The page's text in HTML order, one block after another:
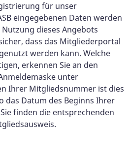
für unser
eingegebenen Daten werden
dieses Angebots
dass das Mitgliederportal
werden kann. Welche
erkennen Sie an den
unter
Ihrer Mitgliedsnummer ist dies
das Datum des Beginns Ihrer
finden die entsprechenden